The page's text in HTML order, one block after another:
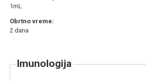
1mL
Obrtno vreme:
2 dana
imunologija